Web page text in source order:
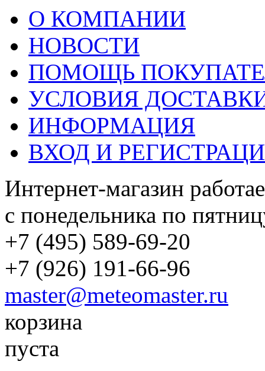
О КОМПАНИИ
НОВОСТИ
ПОМОЩЬ
УСЛОВИЯ
ИНФОРМАЦИЯ
ВХОД И
Интернет-магазин
с понедельника по
+7 (495) 589-69-20
+7 (926) 191-66-96
master@meteomaster.ru
корзина
пуста